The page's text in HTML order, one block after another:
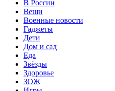
В России
Вещи
Военные новости
Гаджеты
Дети
Дом и сад
Еда
Звёзды
Здоровье
ЗОЖ